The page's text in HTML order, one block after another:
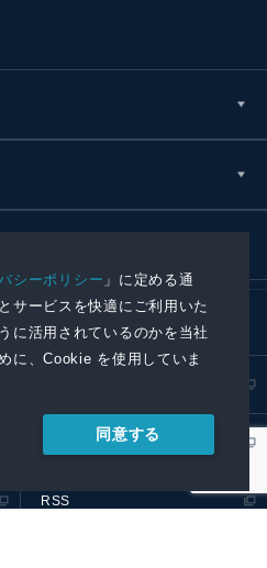
シーポリシー 」に定める通
サービスを快適にご利用いた
に活用されているのかを当社
に、Cookie を使用していま
同意する
プレスリリース取扱基準
RSS